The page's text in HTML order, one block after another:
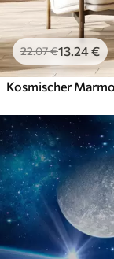
22.07€13 .24€
Kosmischer